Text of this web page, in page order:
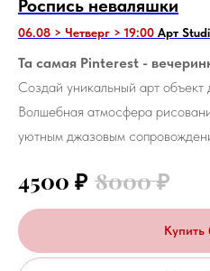
Роспись неваляшки
06.08 > Четверг > 19:00 Арт
Та самая Pinterest -
Создай уникальный арт
Волшебная атмосфера
уютным джазовым
4500 ₽ 8000₽
Купить